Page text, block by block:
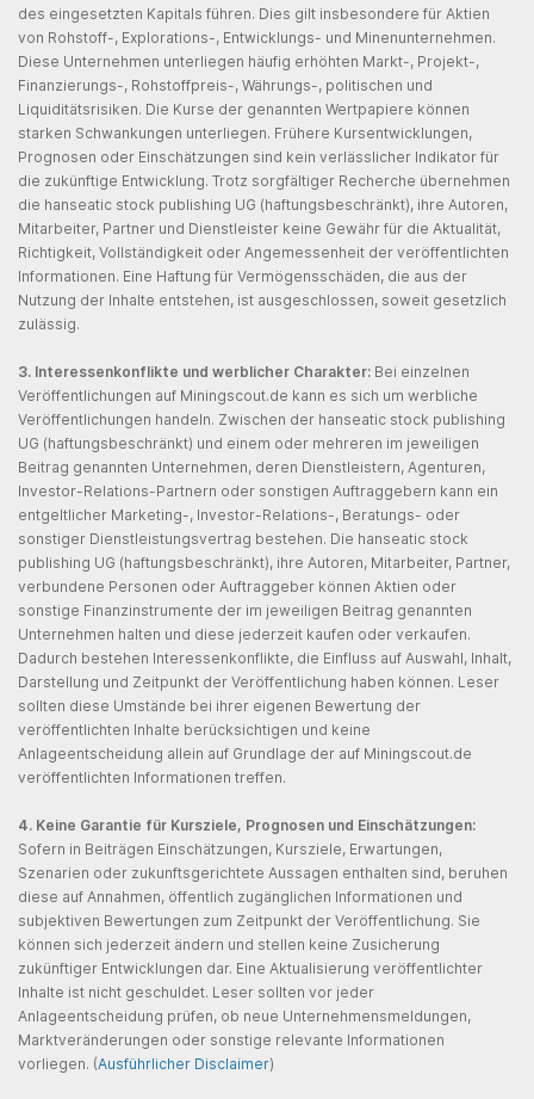
des eingesetzten Kapitals führen. Dies gilt insbesondere für Aktien
von Rohstoff-, Explorations-, Entwicklungs- und Minenunternehmen.
Diese Unternehmen unterliegen häufig erhöhten Markt-, Projekt-,
Finanzierungs-, Rohstoffpreis-, Währungs-, politischen und
Liquiditätsrisiken. Die Kurse der genannten Wertpapiere können
starken Schwankungen unterliegen. Frühere Kursentwicklungen,
Prognosen oder Einschätzungen sind kein verlässlicher Indikator für
die zukünftige Entwicklung. Trotz sorgfältiger Recherche übernehmen
die hanseatic stock publishing UG (haftungsbeschränkt), ihre Autoren,
Mitarbeiter, Partner und Dienstleister keine Gewähr für die Aktualität,
Richtigkeit, Vollständigkeit oder Angemessenheit der veröffentlichten
Informationen. Eine Haftung für Vermögensschäden, die aus der
Nutzung der Inhalte entstehen, ist ausgeschlossen, soweit gesetzlich
zulässig.
3. Interessenkonflikte und werblicher Charakter: Bei einzelnen
Veröffentlichungen auf Miningscout.de kann es sich um werbliche
Veröffentlichungen handeln. Zwischen der hanseatic stock publishing
UG (haftungsbeschränkt) und einem oder mehreren im jeweiligen
Beitrag genannten Unternehmen, deren Dienstleistern, Agenturen,
Investor-Relations-Partnern oder sonstigen Auftraggebern kann ein
entgeltlicher Marketing-, Investor-Relations-, Beratungs- oder
sonstiger Dienstleistungsvertrag bestehen. Die hanseatic stock
publishing UG (haftungsbeschränkt), ihre Autoren, Mitarbeiter, Partner,
verbundene Personen oder Auftraggeber können Aktien oder
sonstige Finanzinstrumente der im jeweiligen Beitrag genannten
Unternehmen halten und diese jederzeit kaufen oder verkaufen.
Dadurch bestehen Interessenkonflikte, die Einfluss auf Auswahl, Inhalt,
Darstellung und Zeitpunkt der Veröffentlichung haben können. Leser
sollten diese Umstände bei ihrer eigenen Bewertung der
veröffentlichten Inhalte berücksichtigen und keine
Anlageentscheidung allein auf Grundlage der auf Miningscout.de
veröffentlichten Informationen treffen.
4. Keine Garantie für Kursziele, Prognosen und Einschätzungen:
Sofern in Beiträgen Einschätzungen, Kursziele, Erwartungen,
Szenarien oder zukunftsgerichtete Aussagen enthalten sind, beruhen
diese auf Annahmen, öffentlich zugänglichen Informationen und
subjektiven Bewertungen zum Zeitpunkt der Veröffentlichung. Sie
können sich jederzeit ändern und stellen keine Zusicherung
zukünftiger Entwicklungen dar. Eine Aktualisierung veröffentlichter
Inhalte ist nicht geschuldet. Leser sollten vor jeder
Anlageentscheidung prüfen, ob neue Unternehmensmeldungen,
Marktveränderungen oder sonstige relevante Informationen
vorliegen. (Ausführlicher Disclaimer)